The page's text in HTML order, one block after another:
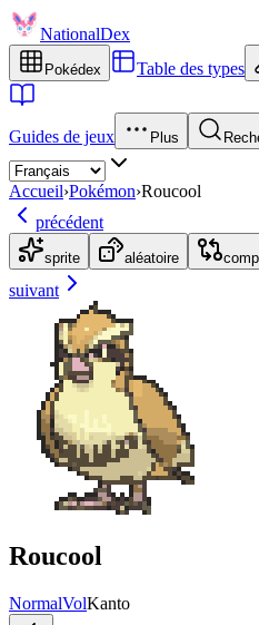
NationalDex
Pokédex Table des types
Guides de jeux Plus
Accueil›Pokémon›Roucool
précédent
sprite aléatoire
suivant
Roucool
NormalVolKanto